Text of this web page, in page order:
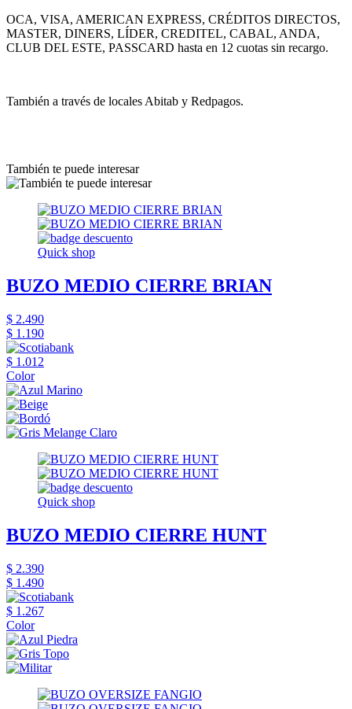
OCA, VISA, AMERICAN EXPRESS, CRÉDITOS DIRECTOS,
MASTER, DINERS, LÍDER, CREDITEL, CABAL, ANDA,
CLUB DEL ESTE, PASSCARD hasta en 12 cuotas sin recargo.
También a través de locales Abitab y Redpagos.
También te puede interesar
Quick shop
BUZO MEDIO CIERRE BRIAN
$ 2.490
$ 1.190
$ 1.012
Color
Quick shop
BUZO MEDIO CIERRE HUNT
$ 2.390
$ 1.490
$ 1.267
Color